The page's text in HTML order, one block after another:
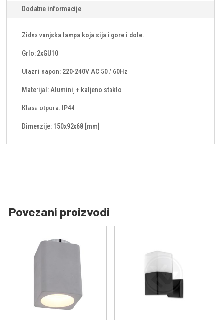
Dodatne informacije
Zidna vanjska lampa koja sija i gore i dole.
Grlo: 2xGU10
Ulazni napon: 220-240V AC 50 / 60Hz
Materijal: Aluminij + kaljeno staklo
Klasa otpora: IP44
Dimenzije: 150x92x68 [mm]
Povezani proizvodi